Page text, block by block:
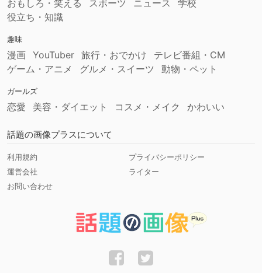
おもしろ・笑える スポーツ ニュース
学校
役立ち・知識
趣味
漫画 YouTuber 旅行・おでかけ
テレビ番組・CM
ゲーム・アニメ
グルメ・スイーツ 動物・ペット
ガールズ
恋愛 美容・ダイエット コスメ・メイク かわいい
話題の画像プラスについて
利用規約
プライバシーポリシー
運営会社
ライター
お問い合わせ